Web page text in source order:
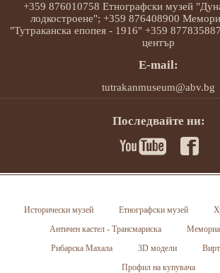
+359 876010758 Етнографски музей
лодкостроене"; +359 876408900
"Тутраканска епопея - 1916" +359
център
E-mail:
tutrakanmuseum@abv.bg
Последвайте ни:
Исторически музей Етнографски музей
Античен кастел - Трансмариска
Рибарска Махала
3D модели
Профил на купувача